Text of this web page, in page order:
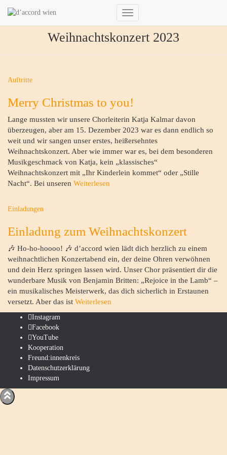
Navigation
Weihnachtskonzert 2023
Auftritte
Merry Christmas to you!
Lange mussten wir unsere Chorleiterin Katja Kalmar davon
überzeugen, aber am 15. Dezember 2023 war es dann endlich so
weit und wir sangen unser erstes, heißersehntes
Weihnachtskonzert. Aber wie immer war es, bei dem besonderen
Musikgeschmack von Katja, kein „klassisches“
Weihnachtskonzert mit „Ihr Kinderlein kommet“ oder „Stille
Nacht“. Bei unseren Weiterlesen
Einladungen
Einladung zum Weihnachtskonzert
🎶 Ho-ho-hoooo! 🎶 d’accord wien lädt dich herzlich zu einem
weihnachtlichen Konzertabend ein, der deine Ohren verwöhnen
und dein Herz springen lassen wird. Unser Chor präsentiert dir die
wunderbare Musik von Benjamin Britten: „Rejoice in the Lamb“ –
ein musikalisches Meisterwerk, das dich sicherlich in Erstaunen
versetzt. Aber das ist Weiterlesen
Instagram
Facebook
YouTube
Kooperation
Freund:innenkreis
Datenschutzerklärung
Impressum